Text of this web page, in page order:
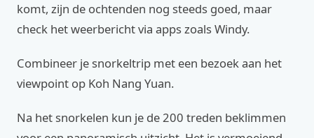
komt, zijn de ochtenden nog steeds goed, maar
check het weerbericht via apps zoals Windy.
Combineer je snorkeltrip met een bezoek aan het
viewpoint op Koh Nang Yuan.
Na het snorkelen kun je de 200 treden beklimmen